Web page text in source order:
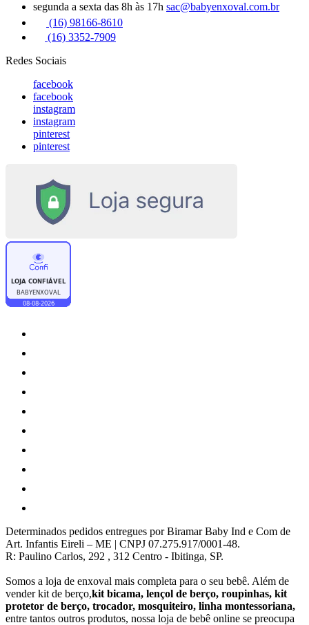
segunda a sexta das 8h às 17h sac@babyenxoval.com.br
(16) 98166-8610
(16) 3352-7909
Redes Sociais
facebook
facebook
instagram
instagram
pinterest
pinterest
Determinados pedidos entregues por Biramar Baby Ind e Com de
Art. Infantis Eireli – ME | CNPJ 07.275.917/0001-48.
R: Paulino Carlos, 292 , 312 Centro - Ibitinga, SP.
Somos a loja de enxoval mais completa para o seu bebê. Além de
vender kit de berço,kit bicama, lençol de berço, roupinhas, kit
protetor de berço, trocador, mosquiteiro, linha montessoriana,
entre tantos outros produtos, nossa loja de bebê online se preocupa